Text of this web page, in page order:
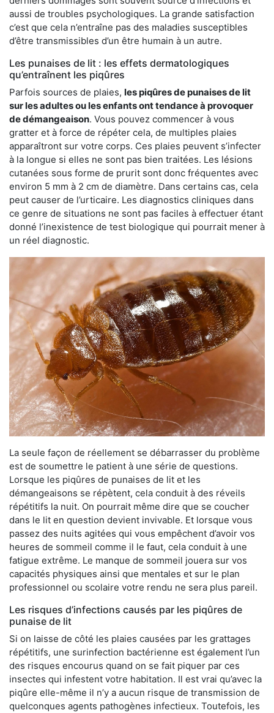
aussi de troubles psychologiques. La grande satisfaction
c’est que cela n’entraîne pas des maladies susceptibles
d’être transmissibles d’un être humain à un autre.
Les punaises de lit : les effets dermatologiques
qu’entraînent les piqûres
Parfois sources de plaies, les piqûres de punaises de lit
sur les adultes ou les enfants ont tendance à provoquer
de démangeaison. Vous pouvez commencer à vous
gratter et à force de répéter cela, de multiples plaies
apparaîtront sur votre corps. Ces plaies peuvent s’infecter
à la longue si elles ne sont pas bien traitées. Les lésions
cutanées sous forme de prurit sont donc fréquentes avec
environ 5 mm à 2 cm de diamètre. Dans certains cas, cela
peut causer de l’urticaire. Les diagnostics cliniques dans
ce genre de situations ne sont pas faciles à effectuer étant
donné l’inexistence de test biologique qui pourrait mener à
un réel diagnostic.
La seule façon de réellement se débarrasser du problème
est de soumettre le patient à une série de questions.
Lorsque les piqûres de punaises de lit et les
démangeaisons se répètent, cela conduit à des réveils
répétitifs la nuit. On pourrait même dire que se coucher
dans le lit en question devient invivable. Et lorsque vous
passez des nuits agitées qui vous empêchent d’avoir vos
heures de sommeil comme il le faut, cela conduit à une
fatigue extrême. Le manque de sommeil jouera sur vos
capacités physiques ainsi que mentales et sur le plan
professionnel ou scolaire votre rendu ne sera plus pareil.
Les risques d’infections causés par les piqûres de
punaise de lit
Si on laisse de côté les plaies causées par les grattages
répétitifs, une surinfection bactérienne est également l’un
des risques encourus quand on se fait piquer par ces
insectes qui infestent votre habitation. Il est vrai qu’avec la
piqûre elle-même il n’y a aucun risque de transmission de
quelconques agents pathogènes infectieux. Toutefois, les